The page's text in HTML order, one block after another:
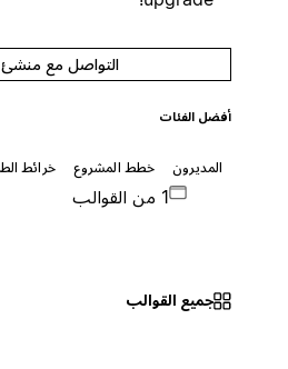
التواصل مع منشئ
أفضل الفئات
المديرون خطط المشروع خرائط الطريق
جميع القوالب